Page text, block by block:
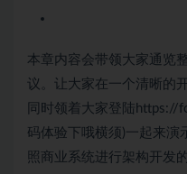
本章内容会带领大家通览
议。让大家在一个清晰的
同时领着大家登陆https://
码体验下哦横须)一起来演
照商业系统进行架构开发